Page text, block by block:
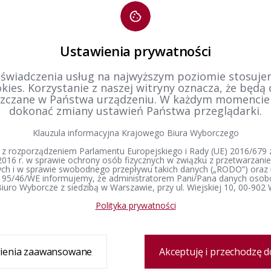
rejestru wyborców na dzień 30 czerwca 2025 r. Stan
rejestru wyborców na dzień 31 grudnia 2024 r. Stan
rejestru wyborców na dzień 30 czerwca 2024 r. Stan
1 2 3 4 5 6 7
Zespół delegatury
Konstytucja Rzeczypospolitej Polskiej​
Wybory Prezydenta
Polskiej
Wybory do Sejmu i
Ustawienia prywatności
usług na najwyższym poziomie
Korzystanie z naszej witryny oznacza, że będą
w Państwa urządzeniu. W każdym
dokonać zmiany ustawień Państwa przeglądarki.
Klauzula informacyjna Krajowego Biura Wyborczego
rozporządzeniem Parlamentu Europejskiego i Rady (UE) 2016/679
r. w sprawie ochrony osób fizycznych w związku z
i w sprawie swobodnego przepływu takich danych („RODO”) oraz
46/WE informujemy, że administratorem Pani/Pana danych
Wyborcze z siedzibą w Warszawie, przy ul. Wiejskiej 10, 00-902
Polityka prywatności
zaawansowane Akceptuję i przechodzę